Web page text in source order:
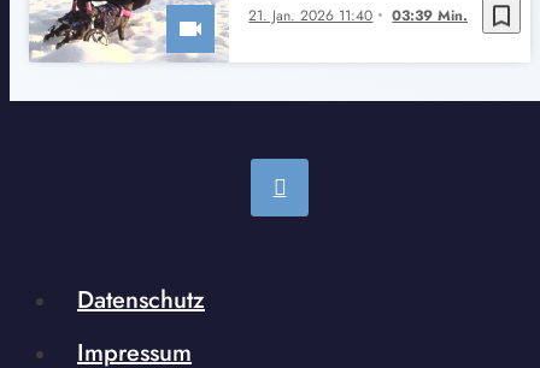
bookmark_border
21. Jan. 2026 11:40 03:39 Min.
Datenschutz
Impressum